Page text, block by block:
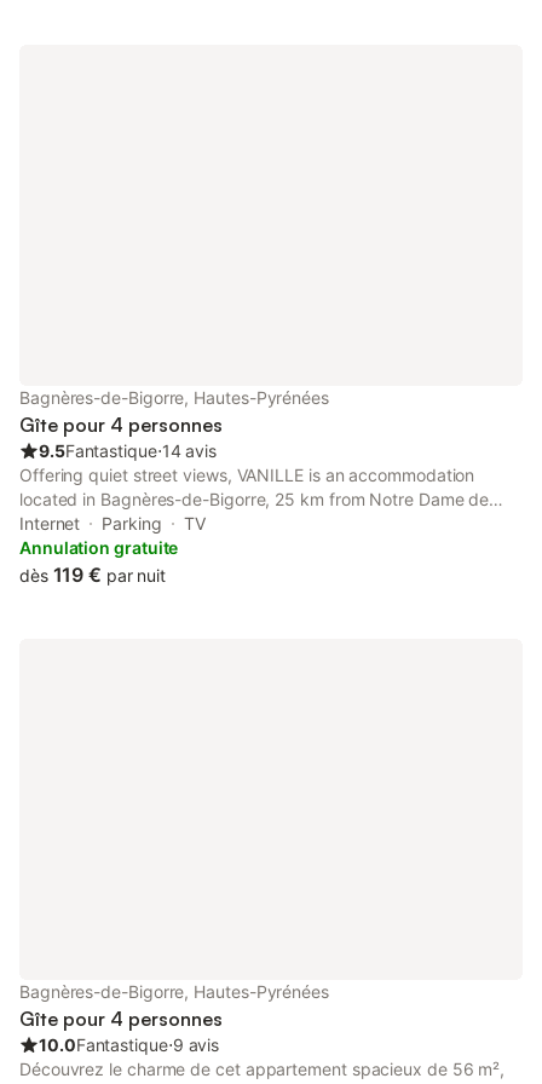
Bagnères-de-Bigorre, Hautes-Pyrénées
Gîte pour 4 personnes
9.5Fantastique⋅14 avis
Offering quiet street views, VANILLE is an accommodation
located in Bagnères-de-Bigorre, 25 km from Notre Dame de
Lourdes Sanctuary and 25 km from Pic du Midi Cable Car.
Internet Parking
TV
Annulation gratuite
dès 119 € par nuit
Bagnères-de-Bigorre, Hautes-Pyrénées
Gîte pour 4 personnes
10.0Fantastique⋅9 avis
Découvrez le charme de cet appartement spacieux de 56 m²,